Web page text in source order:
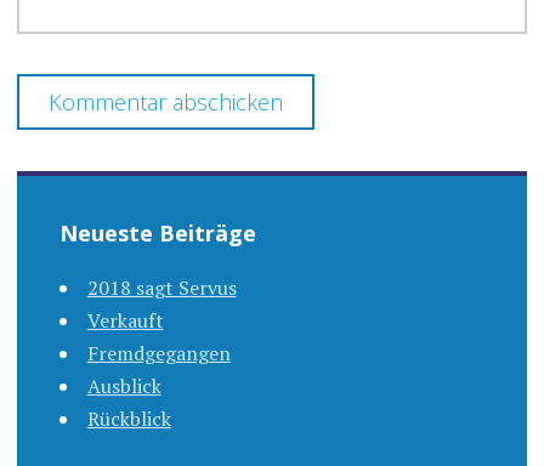
Neueste Beiträge
2018 sagt Servus
Verkauft
Fremdgegangen
Ausblick
Rückblick